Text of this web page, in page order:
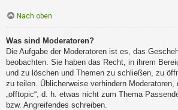
Nach oben
Was sind Moderatoren?
Die Aufgabe der Moderatoren ist es, das
beobachten. Sie haben das Recht, in ihrem
und zu löschen und Themen zu schließen, zu
zu teilen. Üblicherweise verhindern Moderatoren,
„offtopic“, d. h. etwas nicht zum Thema
bzw. Angreifendes schreiben.